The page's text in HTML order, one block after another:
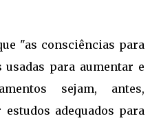
"as consciências para
usadas para aumentar e
sejam, antes,
adequados para